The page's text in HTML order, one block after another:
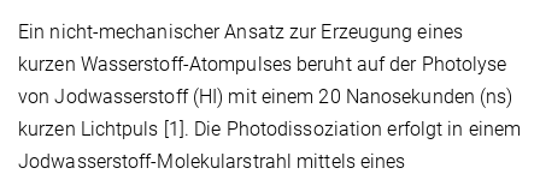
Ein nicht-mechanischer Ansatz zur Erzeugung eines
kurzen Wasserstoff-Atompulses beruht auf der Photolyse
von Jodwasserstoff (HI) mit einem 20 Nanosekunden (ns)
kurzen Lichtpuls [1]. Die Photodissoziation erfolgt in einem
Jodwasserstoff-Molekularstrahl mittels eines